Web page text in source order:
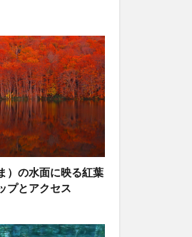
）の水面に映る紅葉
プとアクセス